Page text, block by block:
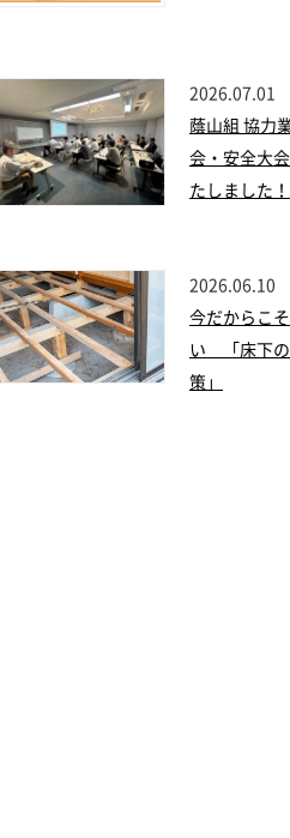
2026.07.01
蔭山組 協力
会・安全大
たしました！
2026.06.10
今だからこ
い 「床下の
策」